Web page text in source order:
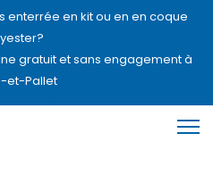
enterrée en kit ou en en coque
gratuit et sans engagement à
et-Pallet